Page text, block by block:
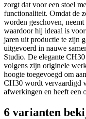
zorgt dat voor een stoel
functionaliteit. Omdat de
worden geschoven,
waardoor hij ideaal is
jaren uit productie te zijn
uitgevoerd in nauwe
Studio. De elegante
volgens zijn originele
hoogte toegevoegd om
CH30 wordt vervaardigd
afwerkingen en heeft een
6 varianten